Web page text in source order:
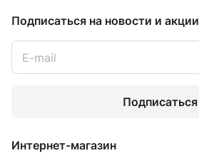
Подписаться на новости и акции
Подписаться
Интернет-магазин